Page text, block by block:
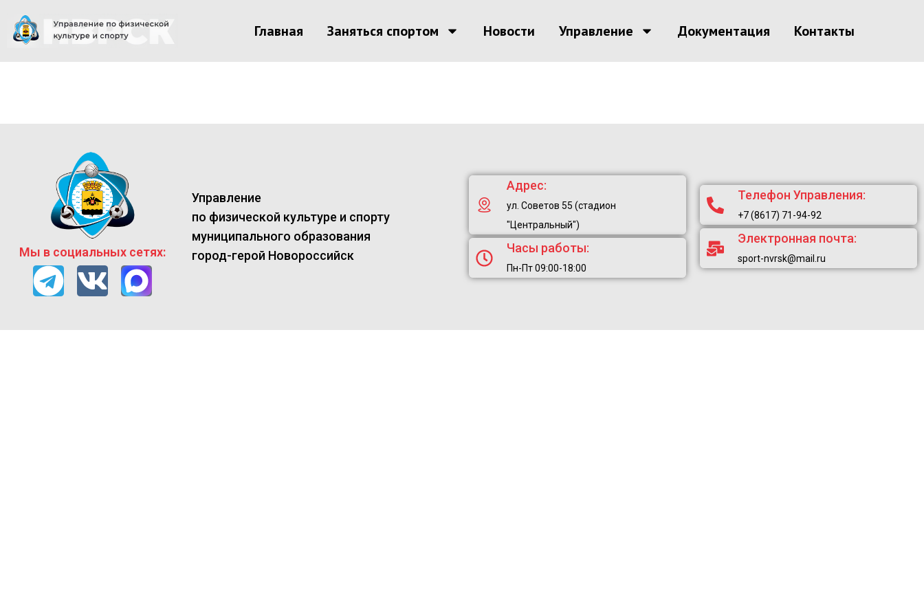
Главная Заняться спортом Новости Управление Документация Контакты
Мы в социальных сетях:
Управление
по физической культуре и спорту
муниципального образования
город-герой Новороссийск
Адрес:
ул. Советов 55 (стадион
"Центральный")
Часы работы:
Пн-Пт 09:00-18:00
Телефон Управления:
+7 (8617) 71-94-92
Электронная почта:
sport-nvrsk@mail.ru